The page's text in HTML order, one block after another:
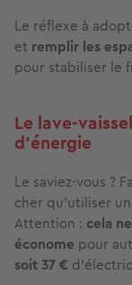
Le réflexe à
et remplir les
pour stabiliser le
Le lave-
d’énergie
Le saviez-vous ?
cher qu’utiliser
Attention : cela
économe pour
soit 37 €